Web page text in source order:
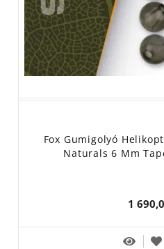
Fox Gumigolyó
Naturals 6 Mm
1